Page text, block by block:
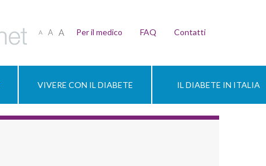
A A A Per il medico FAQ Contatti
VIVERE CON IL DIABETE IL DIABETE IN ITALIA